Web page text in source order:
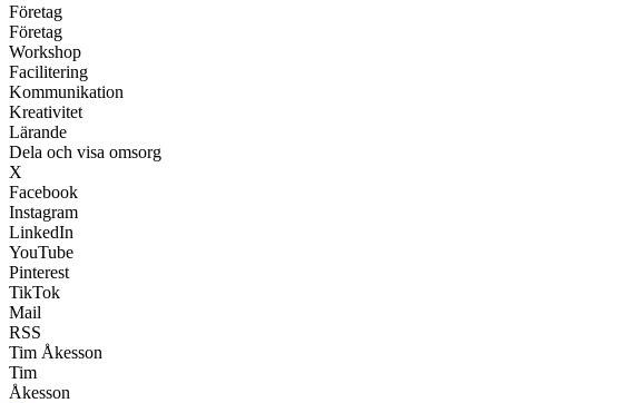
Företag
Företag
Workshop
Facilitering
Kommunikation
Kreativitet
Lärande
Dela och visa omsorg
X
Facebook
Instagram
LinkedIn
YouTube
Pinterest
TikTok
Mail
RSS
Tim Åkesson
Tim
Åkesson